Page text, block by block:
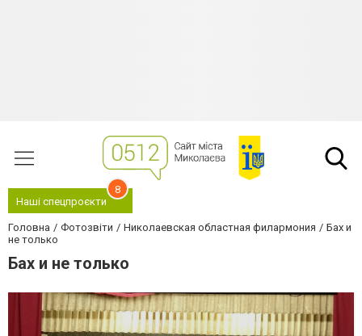
Наші спецпроєкти
8
Головна Фотозвіти Николаевская областная филармония
Бах и
не только
Бах и не только